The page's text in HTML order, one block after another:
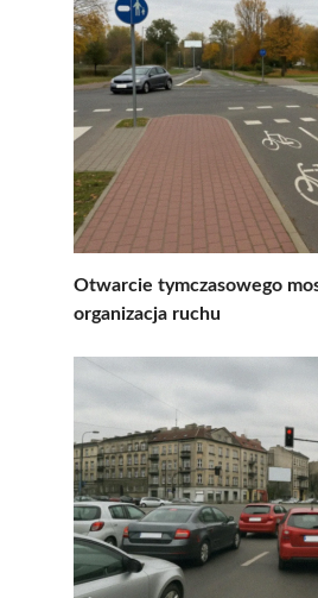
Otwarcie tymczasowego
organizacja ruchu